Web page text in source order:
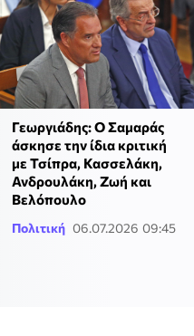
Γεωργιάδης: Ο Σαμαράς
άσκησε την ίδια κριτική
με Τσίπρα, Κασσελάκη,
Ανδρουλάκη, Ζωή και
Βελόπουλο
Πολιτική 06.07.2026 09:45